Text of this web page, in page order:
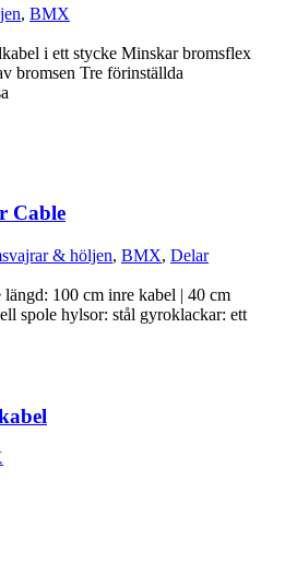
, BMX
i ett stycke Minskar bromsflex
bromsen Tre förinställda
Cable
& höljen, BMX, Delar
100 cm inre kabel | 40 cm
spole hylsor: stål gyroklackar: ett